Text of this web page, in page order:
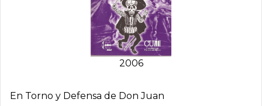
2006
En Torno y Defensa de Don Juan